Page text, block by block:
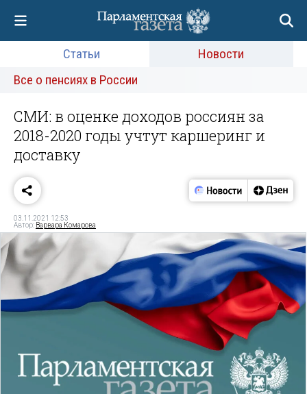
Статьи
Новости
Все о пенсиях в России
СМИ: в оценке доходов россиян за
2018-2020 годы учтут каршеринг и
доставку
03.11.2021 12:53
Автор: Варвара Комарова